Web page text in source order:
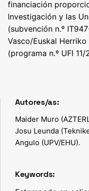
financiación
Investigación y las
(subvención n.º
Vasco/Euskal
(programa n.º UFI 11/
Autores/as:
Maider Muro
Josu Leunda
Angulo (UPV/EHU).
Keywords: